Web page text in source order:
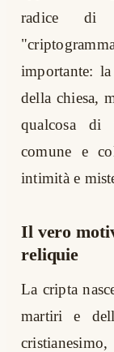
radice di
importante:
della chiesa,
qualcosa di
comune e
intimità e
Il vero
reliquie
La cripta
martiri e